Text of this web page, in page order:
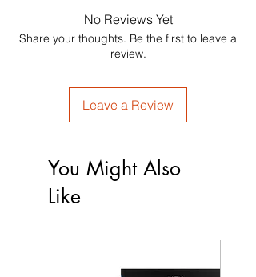
No Reviews Yet
Share your thoughts. Be the first to leave a
review.
Leave a Review
You Might Also
Like